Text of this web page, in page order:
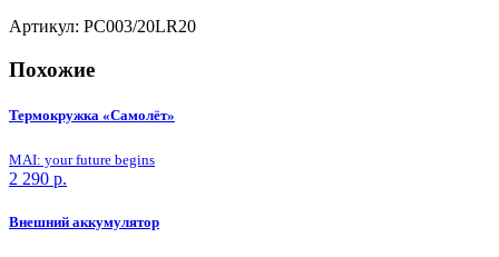
Артикул: PC003/20LR20
Похожие
Термокружка «Самолёт»
MAI: your future begins
2 290 р.
Внешний аккумулятор